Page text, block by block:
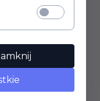
Tile
Forte